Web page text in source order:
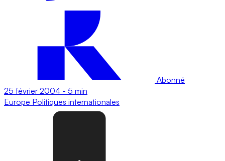
Abonné
25 février 2004 - 5 min
Europe Politiques internationales